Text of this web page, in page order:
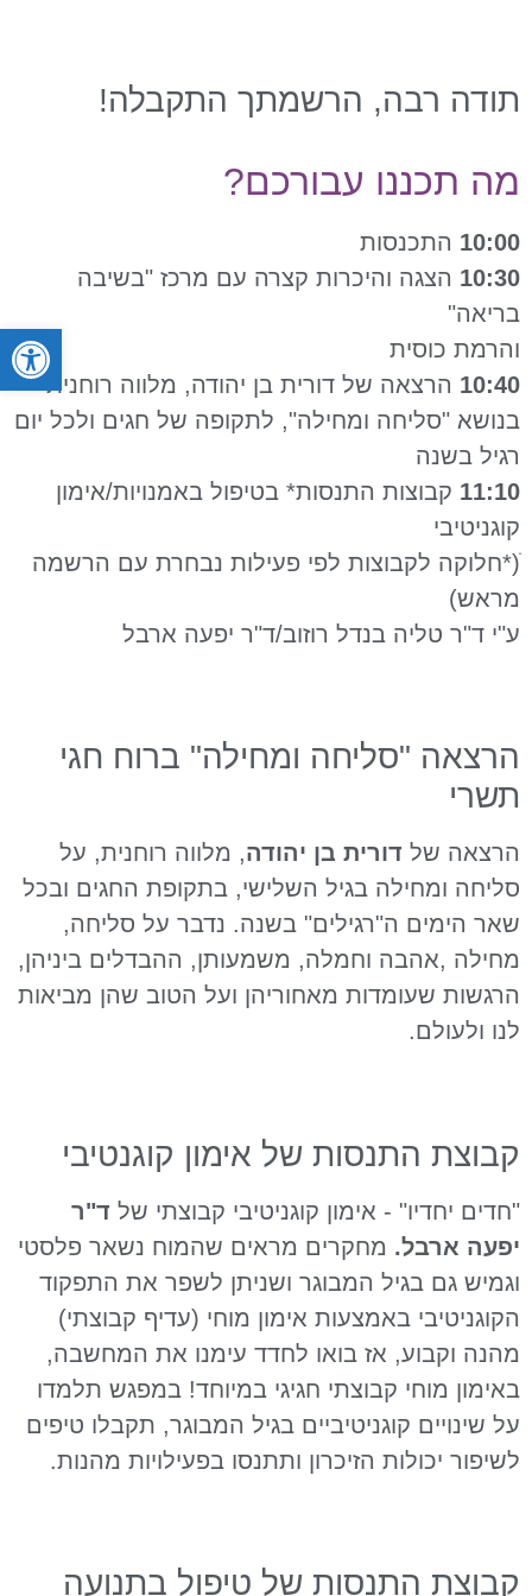
תודה רבה, הרשמתך התקבלה!
מה תכננו עבורכם?
10:00 התכנסות
10:30 הצגה והיכרות קצרה עם מרכז "בשיבה
בריאה"
והרמת כוסית
10:40 הרצאה של דורית בן יהודה, מלווה רוחנית
בנושא "סליחה ומחילה", לתקופה של חגים ולכל יום
רגיל בשנה
11:10 קבוצות התנסות* בטיפול באמנויות/אימון
קוגניטיבי
ׁ(*חלוקה לקבוצות לפי פעילות נבחרת עם הרשמה
מראש)
ע"י ד"ר טליה בנדל רוזוב/ד"ר יפעה ארבל
הרצאה "סליחה ומחילה" ברוח חגי
תשרי
הרצאה של דורית בן יהודה, מלווה רוחנית, על
סליחה ומחילה בגיל השלישי, בתקופת החגים ובכל
שאר הימים ה"רגילים" בשנה. נדבר על סליחה,
מחילה ,אהבה וחמלה, משמעותן, ההבדלים ביניהן,
הרגשות שעומדות מאחוריהן ועל הטוב שהן מביאות
לנו ולעולם.
קבוצת התנסות של אימון קוגנטיבי
"חדים יחדיו" - אימון קוגניטיבי קבוצתי של ד"ר
יפעה ארבל. מחקרים מראים שהמוח נשאר פלסטי
וגמיש גם בגיל המבוגר ושניתן לשפר את התפקוד
הקוגניטיבי באמצעות אימון מוחי (עדיף קבוצתי)
מהנה וקבוע, אז בואו לחדד עימנו את המחשבה,
באימון מוחי קבוצתי חגיגי במיוחד! במפגש תלמדו
על שינויים קוגניטיביים בגיל המבוגר, תקבלו טיפים
לשיפור יכולות הזיכרון ותתנסו בפעילויות מהנות.
קבוצת התנסות של טיפול בתנועה
פתח